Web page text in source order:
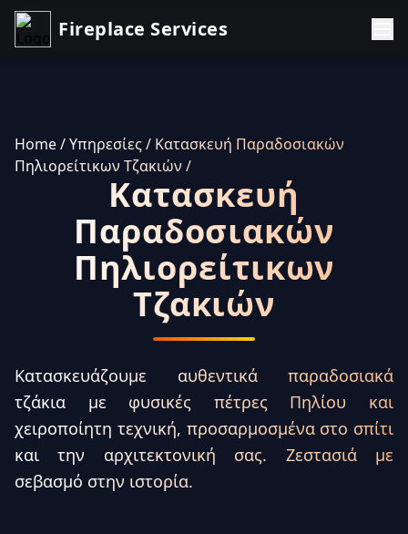
Fireplace Services
Home/ Υπηρεσίες/ Κατασκευή Παραδοσιακών
Πηλιορείτικων Τζακιών /
Κατασκευή
Παραδοσιακών
Πηλιορείτικων
Τζακιών
Κατασκευάζουμε αυθεντικά παραδοσιακά
τζάκια με φυσικές πέτρες Πηλίου και
χειροποίητη τεχνική, προσαρμοσμένα στο σπίτι
και την αρχιτεκτονική σας. Ζεστασιά με
σεβασμό στην ιστορία.